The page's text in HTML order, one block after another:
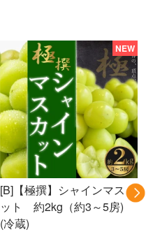
[B]【極撰】シャインマスカ
ット 約2kg（約3～5房)
(冷蔵)